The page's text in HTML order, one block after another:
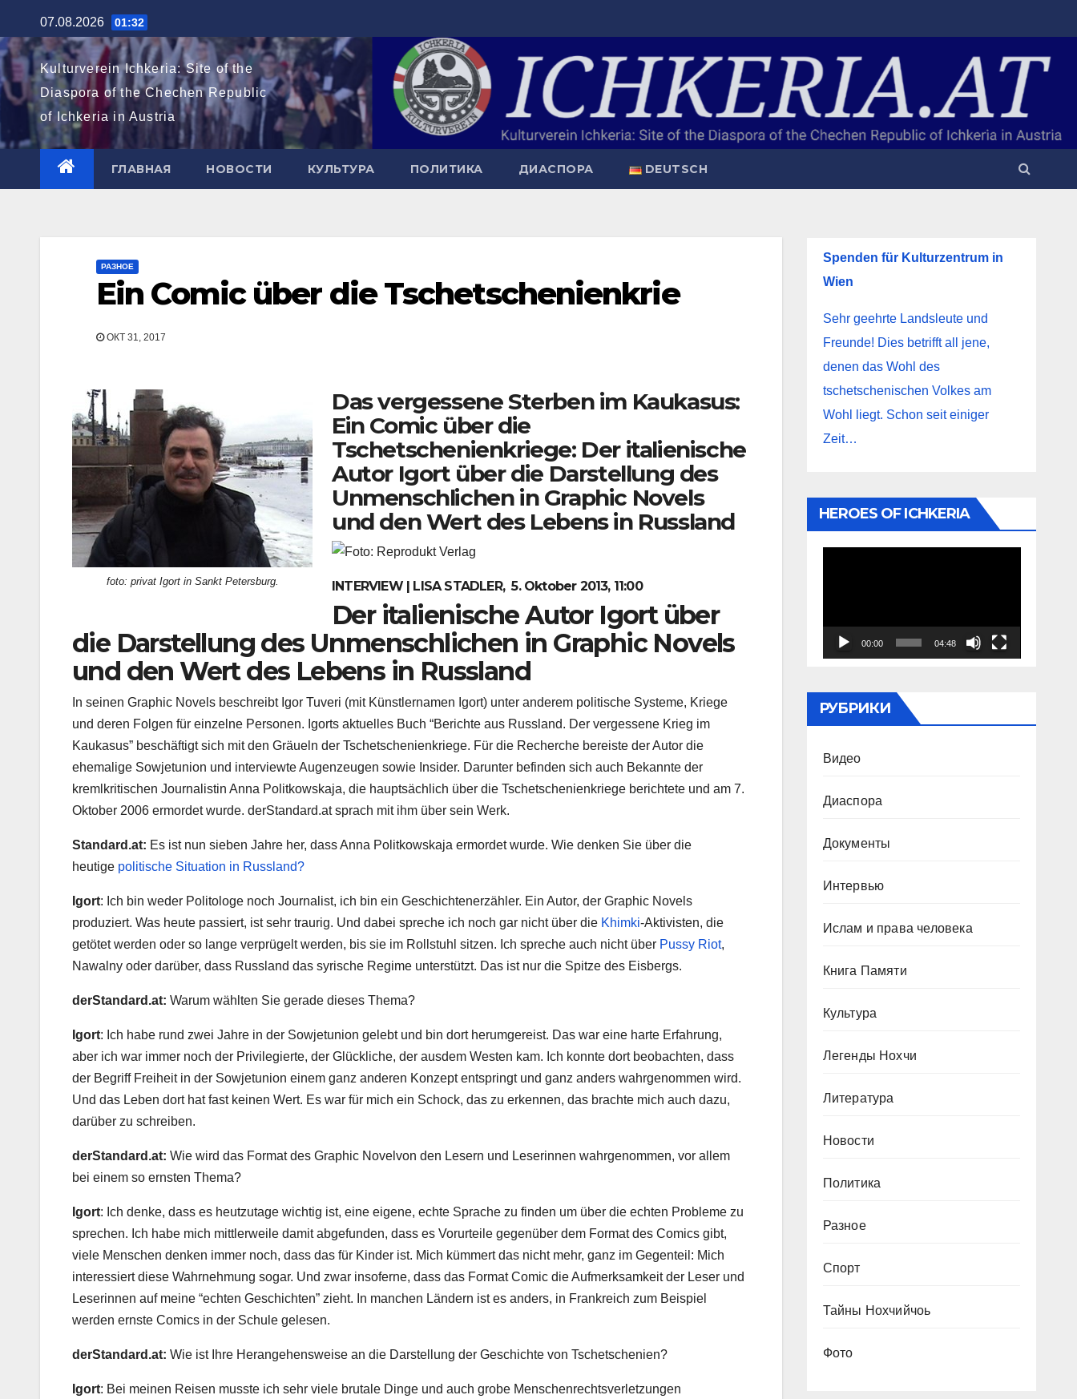
к
содержимому
07.08.2026 01:32
Kulturverein Ichkeria: Site of the
Diaspora of the Chechen Republic
of Ichkeria in Austria
ГЛАВНАЯ НОВОСТИ КУЛЬТУРА ПОЛИТИКА ДИАСПОРА DEUTSCH
РАЗНОЕ
Ein Comic über die Tschetschenienkrie
ОКТ 31, 2017
foto: privat Igort in Sankt Petersburg.
Das vergessene Sterben im Kaukasus:
Ein Comic über die
Tschetschenienkriege: Der italienische
Autor Igort über die Darstellung des
Unmenschlichen in Graphic Novels
und den Wert des Lebens in Russland
INTERVIEW | LISA STADLER, 5. Oktober 2013, 11:00
Der italienische Autor Igort über
die Darstellung des Unmenschlichen in Graphic Novels
und den Wert des Lebens in Russland
In seinen Graphic Novels beschreibt Igor Tuveri (mit Künstlernamen Igort) unter anderem politische Systeme, Kriege
und deren Folgen für einzelne Personen. Igorts aktuelles Buch “Berichte aus Russland. Der vergessene Krieg im
Kaukasus” beschäftigt sich mit den Gräueln der Tschetschenienkriege. Für die Recherche bereiste der Autor die
ehemalige Sowjetunion und interviewte Augenzeugen sowie Insider. Darunter befinden sich auch Bekannte der
kremlkritischen Journalistin Anna Politkowskaja, die hauptsächlich über die Tschetschenienkriege berichtete und am 7.
Oktober 2006 ermordet wurde. derStandard.atsprach mit ihm über sein Werk.
Standard.at: Es ist nun sieben Jahre her, dass Anna Politkowskaja ermordet wurde. Wie denken Sie über die
heutige politische Situation in Russland?
Igort: Ich bin weder Politologe noch Journalist, ich bin ein Geschichtenerzähler. Ein Autor, der Graphic Novels
produziert. Was heute passiert, ist sehr traurig. Und dabei spreche ich noch gar nicht über die Khimki-Aktivisten, die
getötet werden oder so lange verprügelt werden, bis sie im Rollstuhl sitzen. Ich spreche auch nicht über Pussy Riot,
Nawalny oder darüber, dass Russland das syrische Regime unterstützt. Das ist nur die Spitze des Eisbergs.
derStandard.at: Warum wählten Sie gerade dieses Thema?
Igort: Ich habe rund zwei Jahre in der Sowjetunion gelebt und bin dort herumgereist. Das war eine harte Erfahrung,
aber ich war immer noch der Privilegierte, der Glückliche, der ausdem Westen kam. Ich konnte dort beobachten, dass
der Begriff Freiheit in der Sowjetunion einem ganz anderen Konzept entspringt und ganz anders wahrgenommen wird.
Und das Leben dort hat fast keinen Wert. Es war für mich ein Schock, das zu erkennen, das brachte mich auch dazu,
darüber zu schreiben.
derStandard.at: Wie wird das Format des Graphic Novelvon den Lesern und Leserinnen wahrgenommen, vor allem
bei einem so ernsten Thema?
Igort: Ich denke, dass es heutzutage wichtig ist, eine eigene, echte Sprache zu finden um über die echten Probleme zu
sprechen. Ich habe mich mittlerweile damit abgefunden, dass es Vorurteile gegenüber dem Format des Comics gibt,
viele Menschen denken immer noch, dass das für Kinder ist. Mich kümmert das nicht mehr, ganz im Gegenteil: Mich
interessiert diese Wahrnehmung sogar. Und zwar insoferne, dass das Format Comic die Aufmerksamkeit der Leser und
Leserinnen auf meine “echten Geschichten” zieht. In manchen Ländern ist es anders, in Frankreich zum Beispiel
werden ernste Comics in der Schule gelesen.
derStandard.at: Wie ist Ihre Herangehensweise an die Darstellung der Geschichte von Tschetschenien?
Igort: Bei meinen Reisen musste ich sehr viele brutale Dinge und auch grobe Menschenrechtsverletzungen
Spenden für Kulturzentrum in
Wien
Sehr geehrte Landsleute und
Freunde! Dies betrifft all jene,
denen das Wohl des
tschetschenischen Volkes am
Wohl liegt. Schon seit einiger
Zeit…
HEROES OF ICHKERIA
00:00 04:48
РУБРИКИ
Видео
Диаспора
Документы
Интервью
Ислам и права человека
Книга Памяти
Культура
Легенды Нохчи
Литература
Новости
Политика
Разное
Спорт
Тайны Нохчийчоь
Фото